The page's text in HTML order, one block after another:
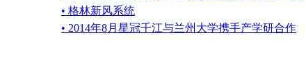
• 格林新风系统
• 2014年8月星冠千江与兰州大学携手产学研合作